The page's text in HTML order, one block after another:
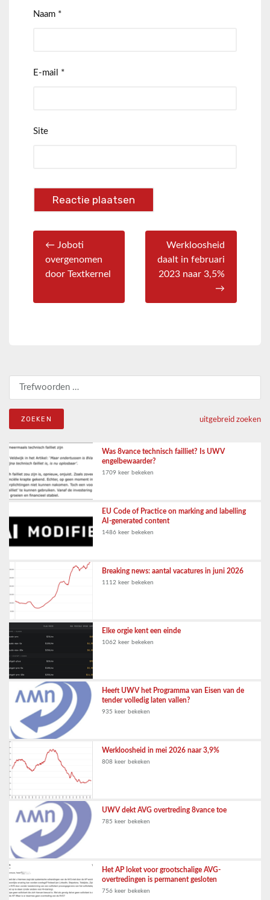
Naam *
E-mail *
Site
← Joboti
overgenomen
door Textkernel
Werkloosheid
daalt in februari
2023 naar 3,5%
→
Zoeken naar:
uitgebreid zoeken
Was 8vance technisch failliet? Is UWV
engelbewaarder?
1709 keer bekeken
EU Code of Practice on marking and labelling
AI-generated content
1486 keer bekeken
Breaking news: aantal vacatures in juni 2026
1112 keer bekeken
Elke orgie kent een einde
1062 keer bekeken
Heeft UWV het Programma van Eisen van de
tender volledig laten vallen?
935 keer bekeken
Werkloosheid in mei 2026 naar 3,9%
808 keer bekeken
UWV dekt AVG overtreding 8vance toe
785 keer bekeken
Het AP loket voor grootschalige AVG-
overtredingen is permanent gesloten
756 keer bekeken